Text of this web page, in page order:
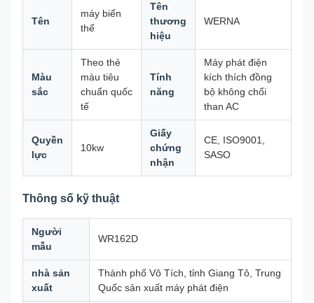
Tên
máy biến
thế
Tên
thương
hiệu
WERNA
Màu
sắc
Theo thẻ
màu tiêu
chuẩn quốc
tế
Tính
năng
Máy phát điện
kích thích đồng
bộ không chổi
than AC
Quyền
lực
10kw
Giấy
chứng
nhận
CE, ISO9001,
SASO
Thông số kỹ thuật
Người
mẫu
WR162D
nhà sản
xuất
Thành phố Vô Tích, tỉnh Giang Tô, Trung
Quốc sản xuất máy phát điện